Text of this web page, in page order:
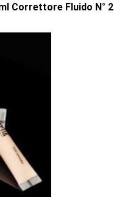
Correttore Fluido N° 2